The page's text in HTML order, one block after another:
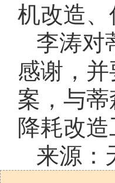
机改造
李涛对
感谢，
案，与
降耗改
来源：